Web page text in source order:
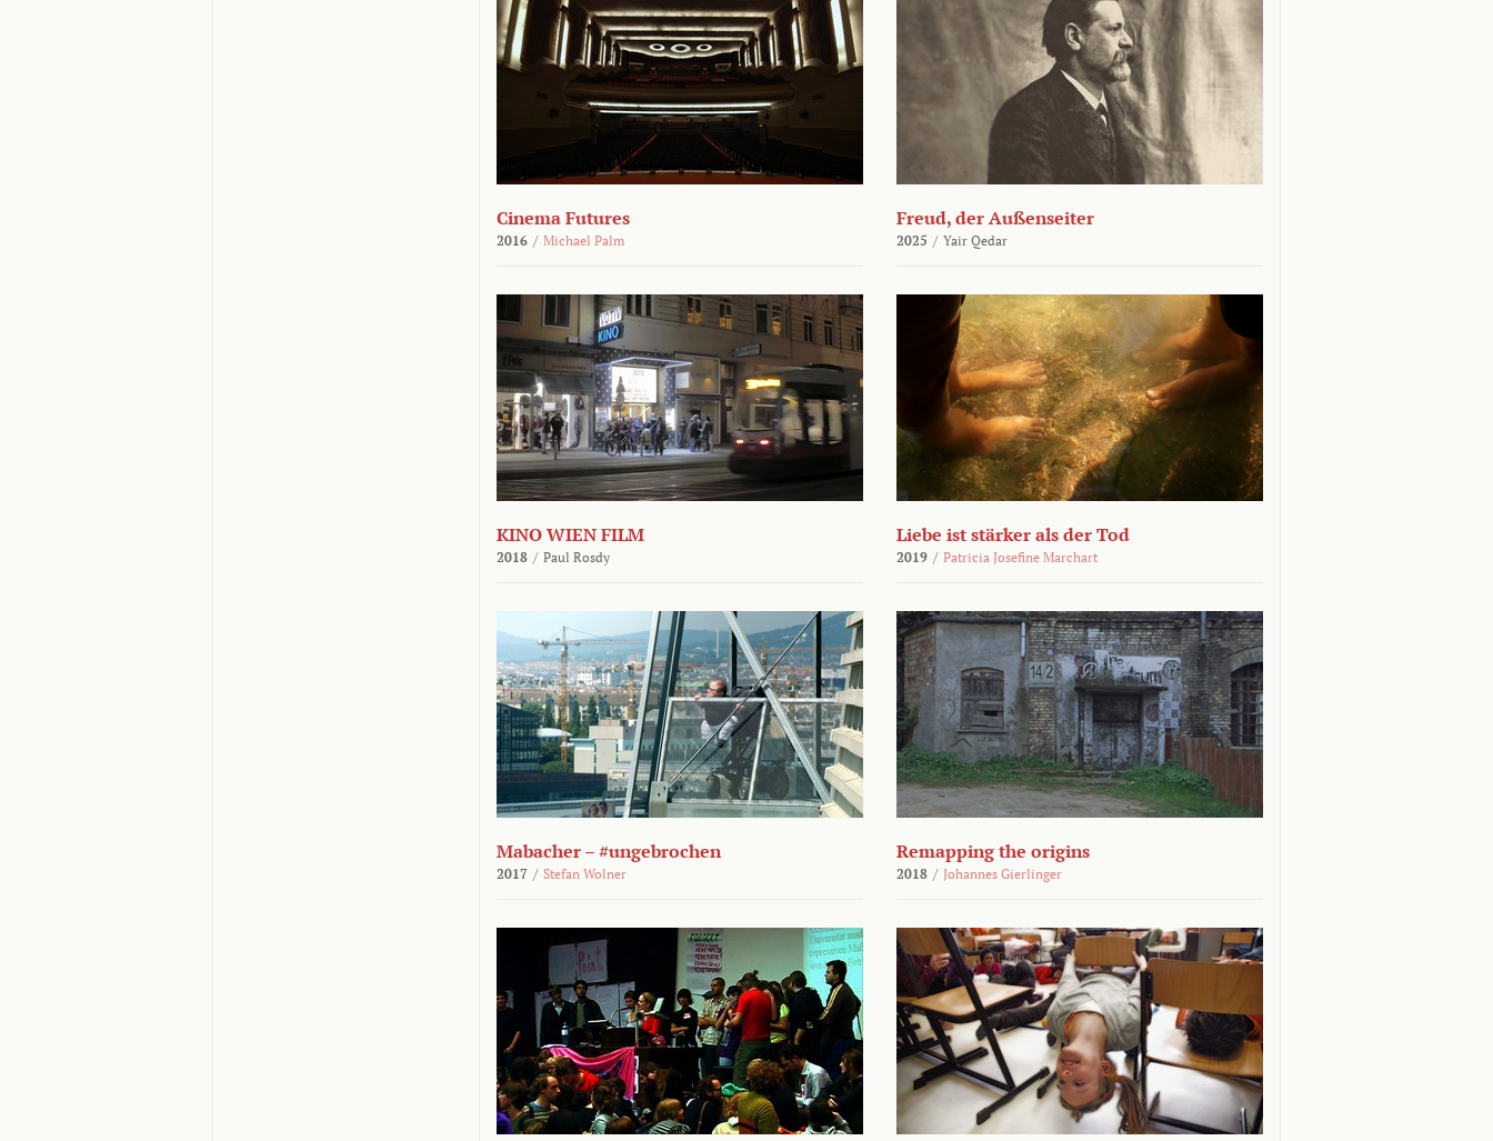
Cinema Futures
2016 / Michael Palm
Freud, der Außenseiter
2025 / Yair Qedar
KINO WIEN FILM
2018 / Paul Rosdy
Liebe ist stärker als der Tod
2019 / Patricia Josefine Marchart
Mabacher – #ungebrochen
2017 / Stefan Wolner
Remapping the origins
2018 / Johannes Gierlinger